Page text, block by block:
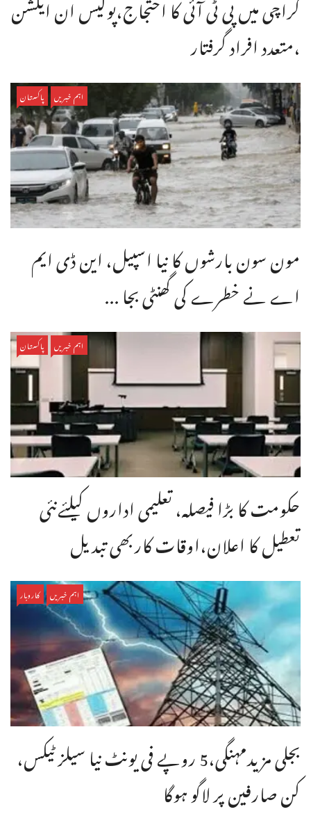
،متعدد افراد گرفتار
اہم خبریں پاکستان
مون سون بارشوں کا نیا اسپیل، این ڈی ایم
اے نے خطرے کی گھنٹی بجا ...
اہم خبریں پاکستان
حکومت کا بڑا فیصلہ، تعلیمی اداروں کیلئےنئی
تعطیل کا اعلان،اوقات کاربھی تبدیل
اہم خبریں کاروبار
بجلی مزیدمہنگی،5 روپے فی یونٹ نیا سیلز ٹیکس،
کن صارفین پر لاگو ہوگا